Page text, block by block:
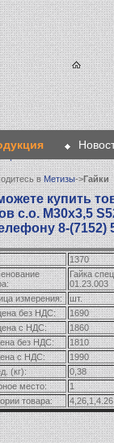
вМетизы->Гайки
купить
с.о. М30х3,5
8-(7152)
1370
Гайка
01.23.003
измерения:
шт.
без НДС:
1690
с НДС:
1860
без НДС:
1810
с НДС:
1990
(кг):
0,38
место:
1
товара: